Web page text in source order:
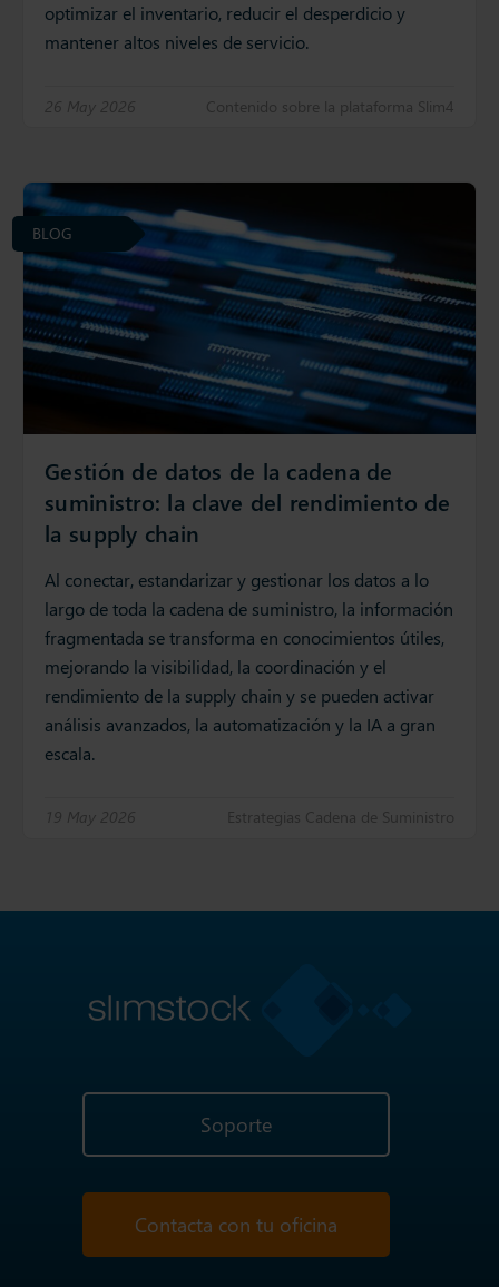
optimizar el inventario, reducir el desperdicio y
mantener altos niveles de servicio.
26 May 2026 Contenido sobre la plataforma Slim4
Gestión de datos de la cadena de
suministro: la clave del rendimiento de
la supply chain
Al conectar, estandarizar y gestionar los datos a lo
largo de toda la cadena de suministro, la información
fragmentada se transforma en conocimientos útiles,
mejorando la visibilidad, la coordinación y el
rendimiento de la supply chain y se pueden activar
análisis avanzados, la automatización y la IA a gran
escala.
19 May 2026 Estrategias Cadena de Suministro
BLOG
Soporte
Contacta con tu oficina